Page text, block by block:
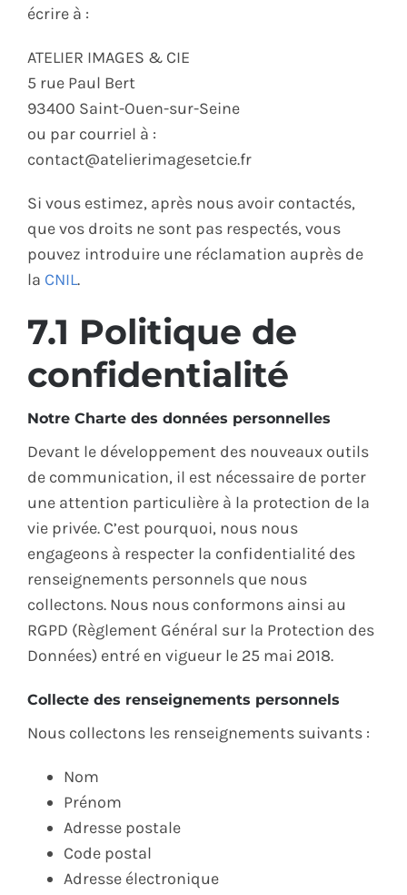
écrire à :
ATELIER IMAGES & CIE
5 rue Paul Bert
93400 Saint-Ouen-sur-Seine
ou par courriel à :
contact@atelierimagesetcie.fr
Si vous estimez, après nous avoir contactés,
que vos droits ne sont pas respectés, vous
pouvez introduire une réclamation auprès de
la CNIL.
7.1 Politique de
confidentialité
Notre Charte des données personnelles
Devant le développement des nouveaux outils
de communication, il est nécessaire de porter
une attention particulière à la protection de la
vie privée. C’est pourquoi, nous nous
engageons à respecter la confidentialité des
renseignements personnels que nous
collectons. Nous nous conformons ainsi au
RGPD (Règlement Général sur la Protection des
Données) entré en vigueur le 25 mai 2018.
Collecte des renseignements personnels
Nous collectons les renseignements suivants :
Nom
Prénom
Adresse postale
Code postal
Adresse électronique